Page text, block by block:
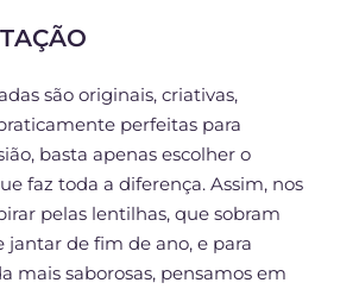
são originais, criativas,
perfeitas para
basta apenas escolher o
faz toda a diferença. Assim, nos
pelas lentilhas, que sobram
jantar de fim de ano, e para
mais saborosas, pensamos em